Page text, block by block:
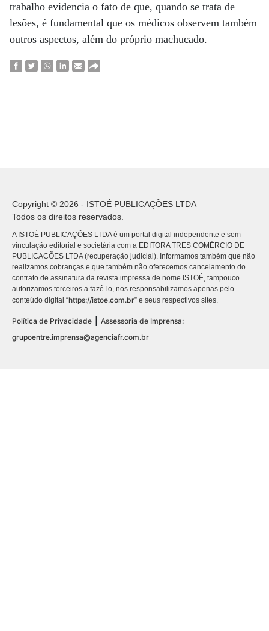
trabalho evidencia o fato de que, quando se trata de
lesões, é fundamental que os médicos observem também
outros aspectos, além do próprio machucado.
Copyright © 2026 - ISTOÉ PUBLICAÇÕES LTDA
Todos os direitos reservados.
A ISTOÉ PUBLICAÇÕES LTDA é um portal digital independente e sem
vinculação editorial e societária com a EDITORA TRES COMÉRCIO DE
PUBLICACÕES LTDA (recuperação judicial). Informamos também que não
realizamos cobranças e que também não oferecemos cancelamento do
contrato de assinatura da revista impressa de nome ISTOÉ, tampouco
autorizamos terceiros a fazê-lo, nos responsabilizamos apenas pelo
conteúdo digital “https://istoe.com.br” e seus respectivos sites.
Política de Privacidade
Assessoria de Imprensa:
grupoentre.imprensa@agenciafr.com.br